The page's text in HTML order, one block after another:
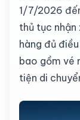
1/7/2026
thủ tục
hàng đủ
bao gồm vé
tiện di